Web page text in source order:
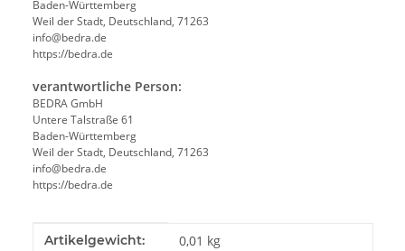
Baden-Württemberg
Weil der Stadt, Deutschland, 71263
info@bedra.de
https://bedra.de
verantwortliche Person:
BEDRA GmbH
Untere Talstraße 61
Baden-Württemberg
Weil der Stadt, Deutschland, 71263
info@bedra.de
https://bedra.de
Produkteigenschaft
Wert
Artikelgewicht: 0,01 kg